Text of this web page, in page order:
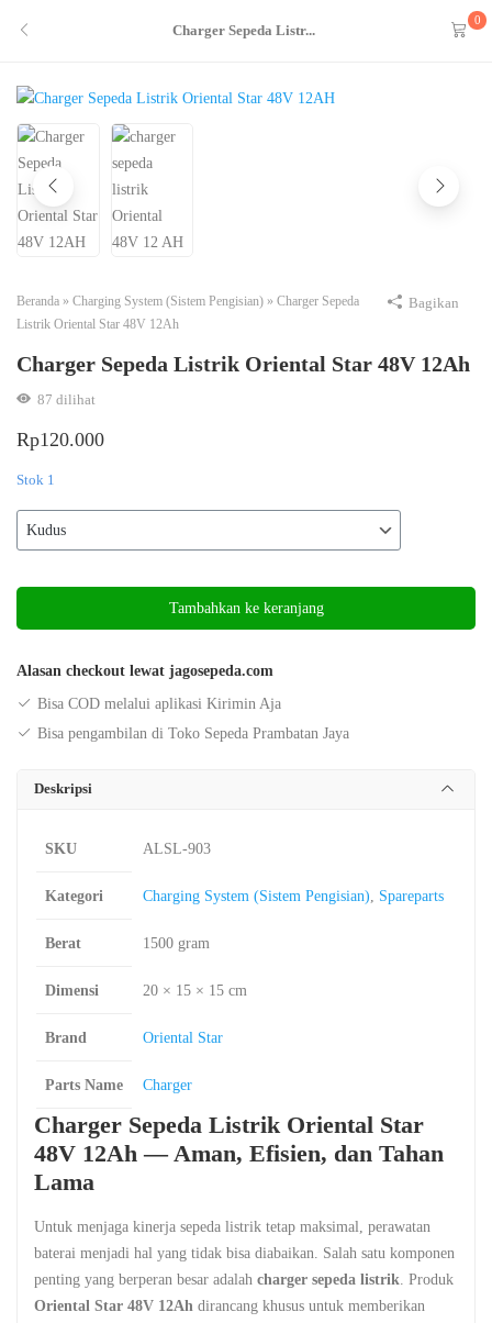
Charger Sepeda Listr...
0
Beranda » Charging System (Sistem Pengisian) » Charger Sepeda
Listrik Oriental Star 48V 12Ah
Charger Sepeda Listrik Oriental Star 48V 12Ah
87 dilihat
Rp120.000
Stok 1
Sepeda
Star
48V
Tambahkan ke keranjang
Alasan checkout lewat jagosepeda.com
Bisa COD melalui aplikasi Kirimin Aja
Bisa pengambilan di Toko Sepeda Prambatan Jaya
Bagikan
Deskripsi
SKU ALSL-903
Kategori Charging System (Sistem Pengisian), Spareparts
Berat 1500 gram
Dimensi 20 × 15 × 15 cm
Brand Oriental Star
Parts Name Charger
Charger Sepeda Listrik Oriental Star
48V 12Ah — Aman, Efisien, dan Tahan
Lama
Untuk menjaga kinerja sepeda listrik tetap maksimal, perawatan
baterai menjadi hal yang tidak bisa diabaikan. Salah satu komponen
penting yang berperan besar adalah charger sepeda listrik. Produk
Oriental Star 48V 12Ah dirancang khusus untuk memberikan